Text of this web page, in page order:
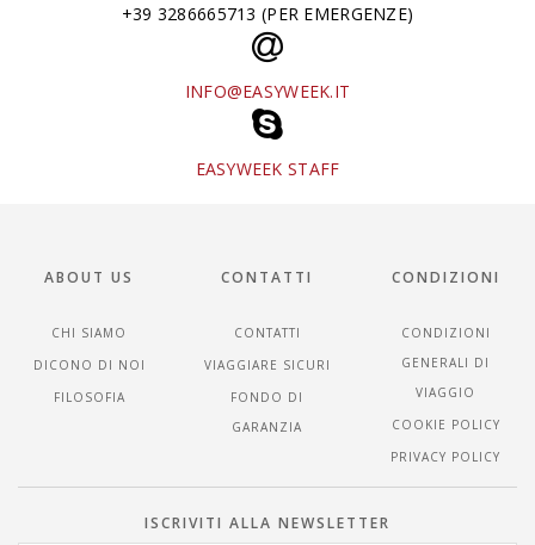
+39 3286665713 (PER EMERGENZE)
INFO@EASYWEEK.IT
EASYWEEK STAFF
ABOUT US
CHI SIAMO
DICONO DI NOI
FILOSOFIA
CONTATTI
CONTATTI
VIAGGIARE SICURI
FONDO DI
GARANZIA
CONDIZIONI
CONDIZIONI
GENERALI DI
VIAGGIO
COOKIE POLICY
PRIVACY POLICY
ISCRIVITI ALLA NEWSLETTER